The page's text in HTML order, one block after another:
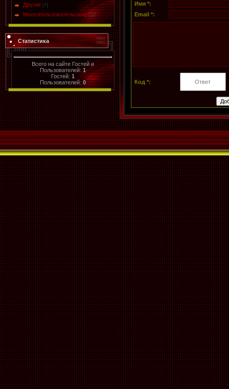
Другие [7]
Многопользовательские [13]
Статистика
Всего на сайте Гостей и
Пользователей:1
Гостей:1
Пользователей:0
Имя *:
Email *:
Код *: